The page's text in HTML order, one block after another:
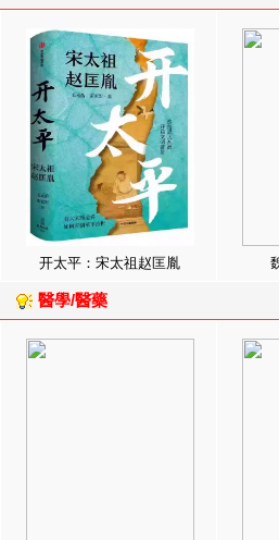
开太平：宋太祖赵匡胤
醫學/醫藥